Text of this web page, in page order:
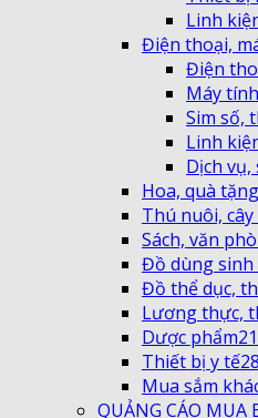
Linh
Điện thoại,
Điện
Máy
Sim số,
Linh
Dịch
Hoa, quà
Thú nuôi, cây
Sách, văn
Đồ dùng
Đồ thể dục,
Lương thực,
Dược phẩm
Thiết bị y tế
Mua sắm
QUẢNG CÁO MUA